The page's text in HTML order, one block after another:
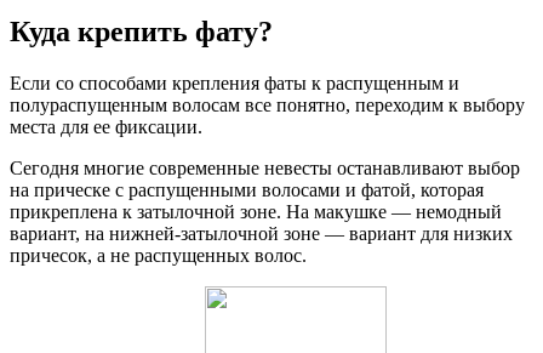
Куда крепить фату?
Если со способами крепления фаты к распущенным и
полураспущенным волосам все понятно, переходим к выбору
места для ее фиксации.
Сегодня многие современные невесты останавливают выбор
на прическе с распущенными волосами и фатой, которая
прикреплена к затылочной зоне. На макушке — немодный
вариант, на нижней-затылочной зоне — вариант для низких
причесок, а не распущенных волос.